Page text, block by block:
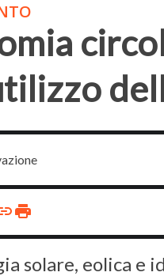
solare, eolica